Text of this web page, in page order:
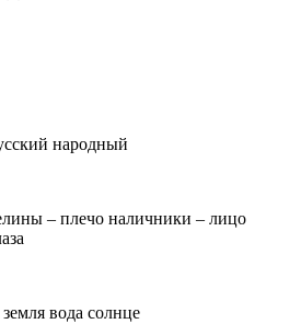
народный
– плечо наличники – лицо
вода солнце